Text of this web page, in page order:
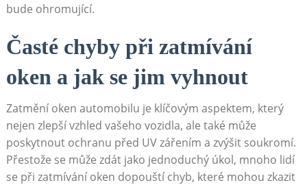
bude ohromující.
Časté chyby při zatmívání
oken a⁤ jak se jim vyhnout
Zatmění‍ oken automobilu ⁢je‍ klíčovým ⁤aspektem, který
‍nejen zlepší⁢ vzhled vašeho vozidla, ale také​ může
poskytnout ochranu před ‍UV⁢ zářením a zvýšit soukromí.
Přestože se⁣ může ⁢zdát jako jednoduchý úkol, mnoho​ lidí
se při⁢ zatmívání oken‍ dopouští chyb, které mohou zkazit